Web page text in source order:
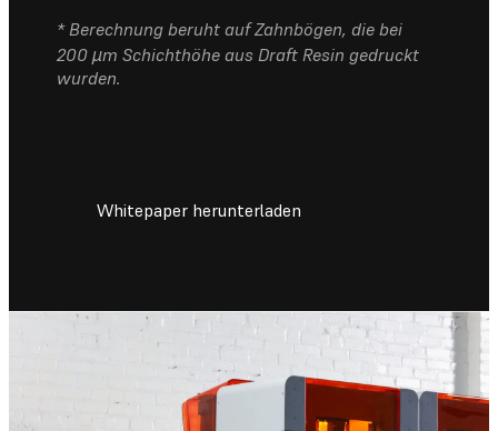
* Berechnung beruht auf Zahnbögen, die bei
200 µm Schichthöhe aus Draft Resin gedruckt
wurden.
Whitepaper herunterladen